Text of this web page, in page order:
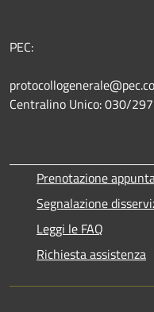
PEC:
Centralino Unico: 030/
Prenotazione
Segnalazione
Leggi le FAQ
Richiesta assistenza